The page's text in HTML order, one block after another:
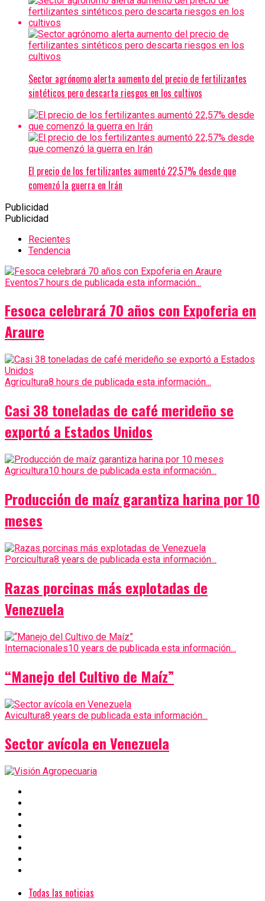
Sector agrónomo alerta aumento del precio de fertilizantes
sintéticos pero descarta riesgos en los cultivos
El precio de los fertilizantes aumentó 22,57% desde que
comenzó la guerra en Irán
Publicidad
Publicidad
Recientes
Tendencia
Eventos7 hours de publicada esta información...
Fesoca celebrará 70 años con Expoferia en
Araure
Agricultura8 hours de publicada esta información...
Casi 38 toneladas de café merideño se
exportó a Estados Unidos
Agricultura10 hours de publicada esta información...
Producción de maíz garantiza harina por 10
meses
Porcicultura8 years de publicada esta información...
Razas porcinas más explotadas de
Venezuela
Internacionales10 years de publicada esta información...
“Manejo del Cultivo de Maíz”
Avicultura8 years de publicada esta información...
Sector avícola en Venezuela
Todas las noticias